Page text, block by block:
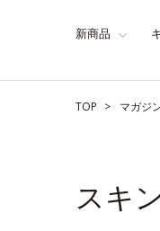
新商品
TOP マガジ
スキ